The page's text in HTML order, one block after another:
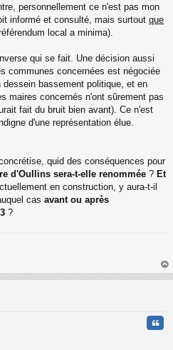
personnellement ce n'est pas mon
informé et consulté, mais surtout que
local a minima).
qui se fait. Une décision aussi
communes concernées est négociée
bassement politique, et en
maires concernés n'ont sûrement pas
fait du bruit bien avant). Ce n'est
d'une représentation élue.
quid des conséquences pour
d'Oullins sera-t-elle renommée ? Et
en construction, y aura-t-il
cas avant ou après
?
au